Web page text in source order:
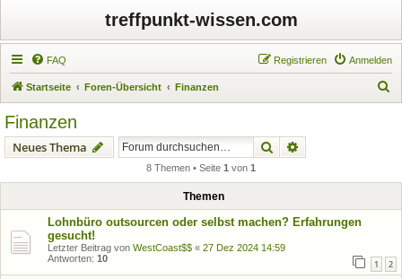
treffpunkt-wissen.com
FAQ Anmelden
Registrieren
Startseite Foren-Übersicht Finanzen
Finanzen
Neues Thema Suche
8 Themen • Seite 1 von 1
Themen
Lohnbüro outsourcen oder selbst machen? Erfahrungen
gesucht!
Letzter Beitrag von WestCoast$$ « 27 Dez 2024 14:59
Antworten: 10 1 2